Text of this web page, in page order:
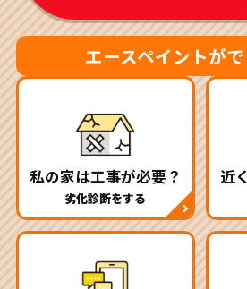
エースペイントが
私の家は工事が必要？
劣化診断をする
近